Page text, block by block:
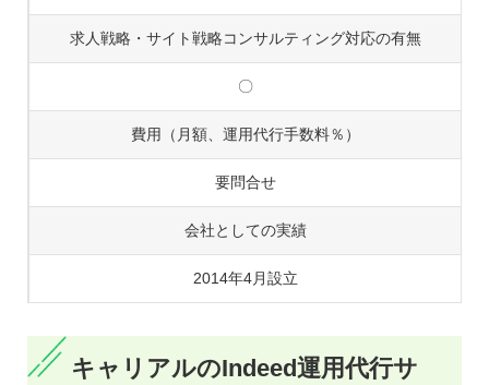
求人戦略・サイト戦略コンサルティング対応の有無
〇
費用（月額、運用代行手数料％）
要問合せ
会社としての実績
2014年4月設立
キャリアルのIndeed運用代行サ